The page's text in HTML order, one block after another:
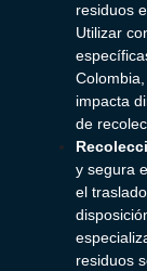
residuos
Utilizar
impacta
de
y segura
el
residuos